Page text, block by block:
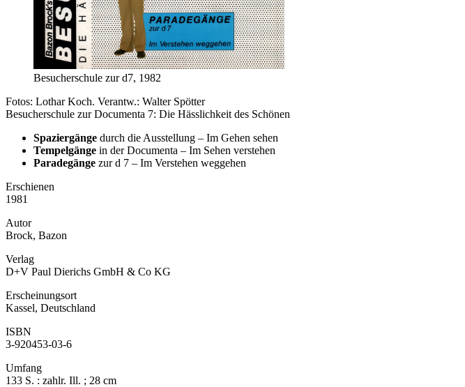
Besucherschule zur d7, 1982
Fotos: Lothar Koch. Verantw.: Walter Spötter
Besucherschule zur Documenta 7: Die Hässlichkeit des Schönen
Spaziergänge durch die Ausstellung – Im Gehen sehen
Tempelgänge in der Documenta – Im Sehen verstehen
Paradegänge zur d 7 – Im Verstehen weggehen
Erschienen
1981
Autor
Brock, Bazon
Verlag
D+V Paul Dierichs GmbH & Co KG
Erscheinungsort
Kassel, Deutschland
ISBN
3-920453-03-6
Umfang
133 S. : zahlr. Ill. ; 28 cm